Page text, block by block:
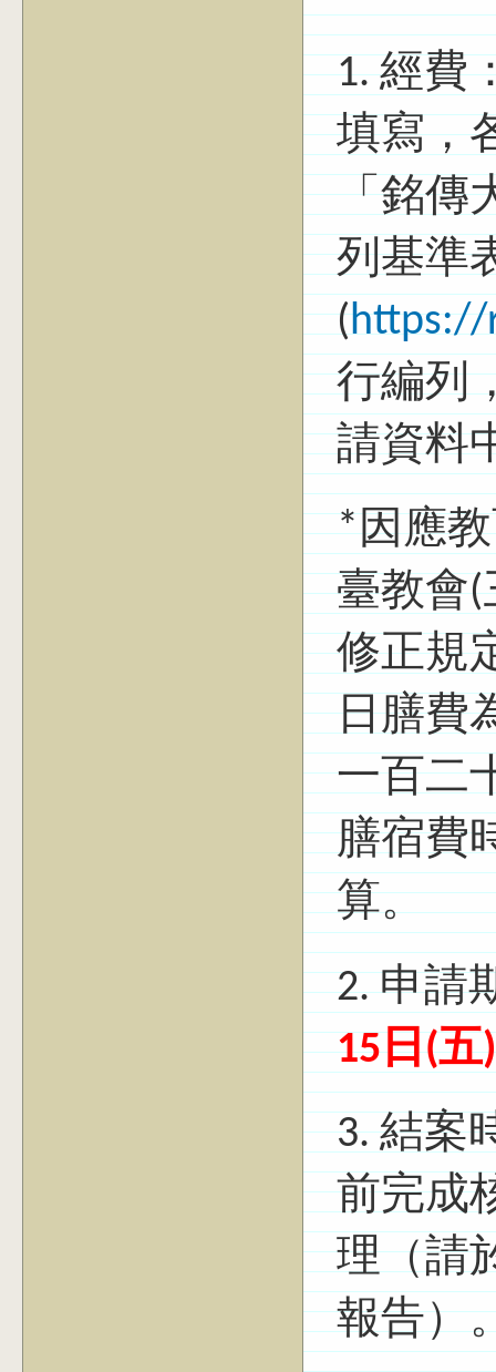
1. 經費
填寫，
「銘傳
列基準
(https://
行編列
請資料
*因應教
臺教會(
修正規
日膳費
一百二
膳宿費
算。
2. 申請
15日(五
3. 結案
前完成
理（請
報告）